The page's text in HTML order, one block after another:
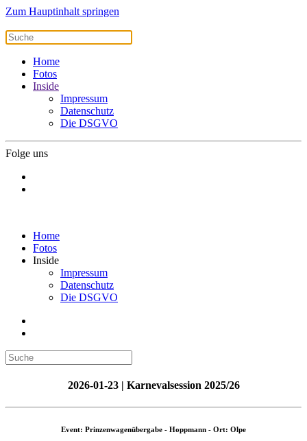
Zum Hauptinhalt springen
Home
Fotos
Inside
Impressum
Datenschutz
Die DSGVO
Folge uns
Home
Fotos
Inside
Impressum
Datenschutz
Die DSGVO
2026-01-23 | Karnevalsession 2025/26
Event: Prinzenwagenübergabe - Hoppmann - Ort: Olpe